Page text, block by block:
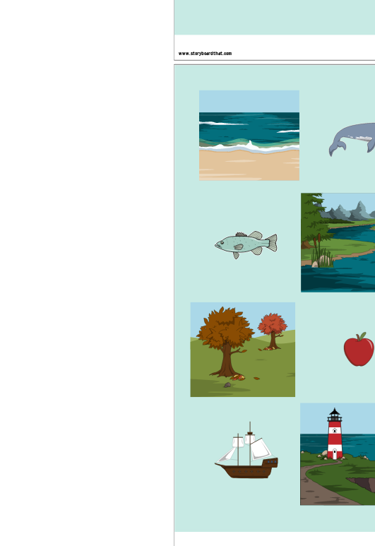
www.storyboardthat.com